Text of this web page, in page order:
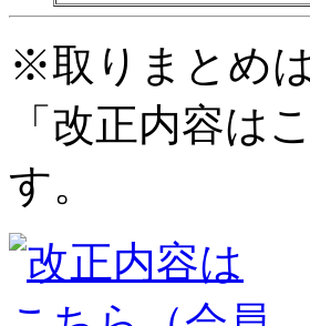
※取りまとめ
「改正内容は
す。